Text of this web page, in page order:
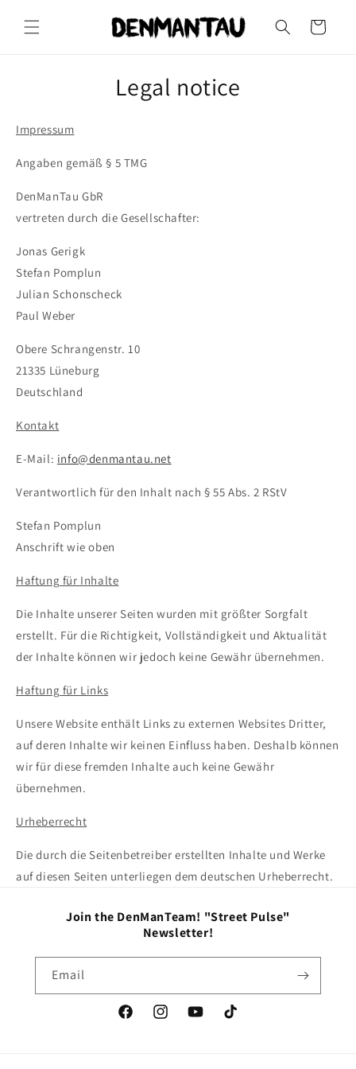
content
Cart
Legal notice
Impressum
Angaben gemäß § 5 TMG
DenManTau GbR
vertreten durch die Gesellschafter:
Jonas Gerigk
Stefan Pomplun
Julian Schonscheck
Paul Weber
Obere Schrangenstr. 10
21335 Lüneburg
Deutschland
Kontakt
E-Mail: info@denmantau.net
Verantwortlich für den Inhalt nach § 55 Abs. 2 RStV
Stefan Pomplun
Anschrift wie oben
Haftung für Inhalte
Die Inhalte unserer Seiten wurden mit größter Sorgfalt
erstellt. Für die Richtigkeit, Vollständigkeit und Aktualität
der Inhalte können wir jedoch keine Gewähr übernehmen.
Haftung für Links
Unsere Website enthält Links zu externen Websites Dritter,
auf deren Inhalte wir keinen Einfluss haben. Deshalb können
wir für diese fremden Inhalte auch keine Gewähr
übernehmen.
Urheberrecht
Die durch die Seitenbetreiber erstellten Inhalte und Werke
auf diesen Seiten unterliegen dem deutschen Urheberrecht.
Join the DenManTeam! "Street Pulse"
Newsletter!
Email
FacebookInstagramYouTubeTikTok